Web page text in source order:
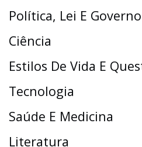
Política, Lei E Governo
Ciência
Estilos De Vida E
Tecnologia
Saúde E Medicina
Literatura